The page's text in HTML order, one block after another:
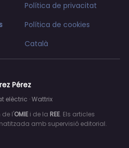
Política de privacitat
Política de cookies
Català
Pérez
elèctric · Wattrix
de l'OMIEi de la REE. Els articles
amb supervisió editorial.